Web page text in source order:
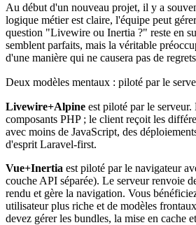
Au début d'un nouveau projet, il y a
logique métier est claire, l'équipe peut
question "Livewire ou Inertia ?" reste en
semblent parfaits, mais la véritable
d'une manière qui ne causera pas de
Deux modèles mentaux : piloté par le
Livewire+Alpine est piloté par le
composants PHP ; le client reçoit les
avec moins de JavaScript, des
d'esprit Laravel-first.
Vue+Inertia est piloté par le navigateur
couche API séparée). Le serveur renvoie
rendu et gère la navigation. Vous
utilisateur plus riche et de modèles
devez gérer les bundles, la mise en cache